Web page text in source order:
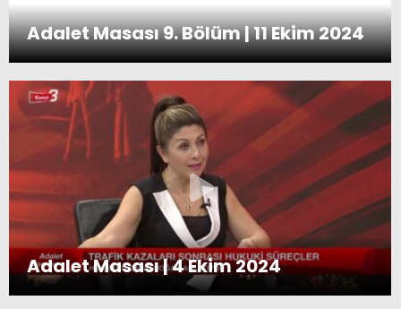
Adalet Masası 9. Bölüm | 11 Ekim 2024
Adalet Masası | 4 Ekim 2024